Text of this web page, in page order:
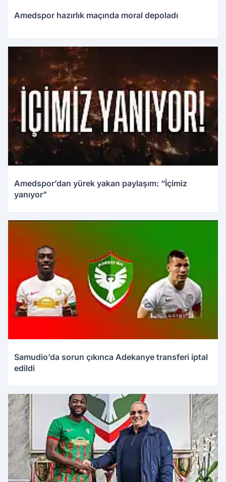
Amedspor hazırlık maçında moral depoladı
Amedspor’dan yürek yakan paylaşım: “İçimiz
yanıyor”
Samudio’da sorun çıkınca Adekanye transferi iptal
edildi